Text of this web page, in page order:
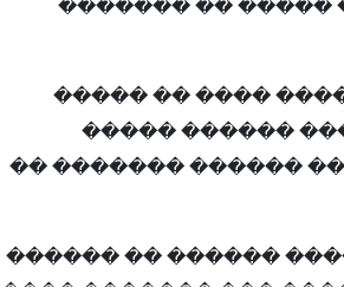
������� �� �����
����� ���
��� ������� ��
�����ɡ ���� �����
�����������